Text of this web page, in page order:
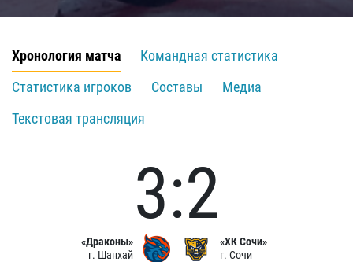
Хронология матча
Командная статистика
Статистика игроков
Составы
Медиа
Текстовая трансляция
«Драконы»
г. Шанхай
3:2
«ХК Сочи»
г. Сочи